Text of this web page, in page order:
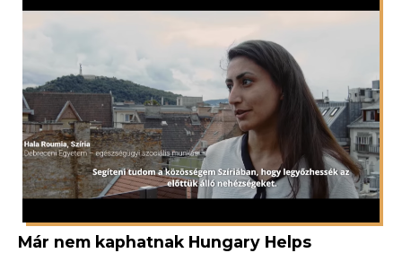
Már nem kaphatnak Hungary Helps